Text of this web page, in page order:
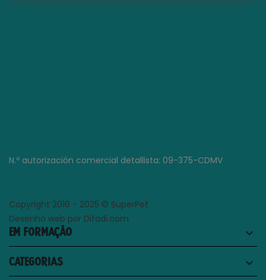
N.º autorización comercial detallista: 09-375-CDMV
Copyright 2016 - 2025 © SuperPet
Desenho web por Difadi.com
EM FORMAÇÃO keyboard_arrow_down
CATEGORIAS keyboard_arrow_down